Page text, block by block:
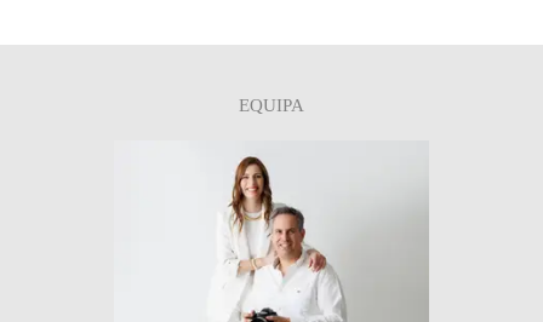
EQUIPA